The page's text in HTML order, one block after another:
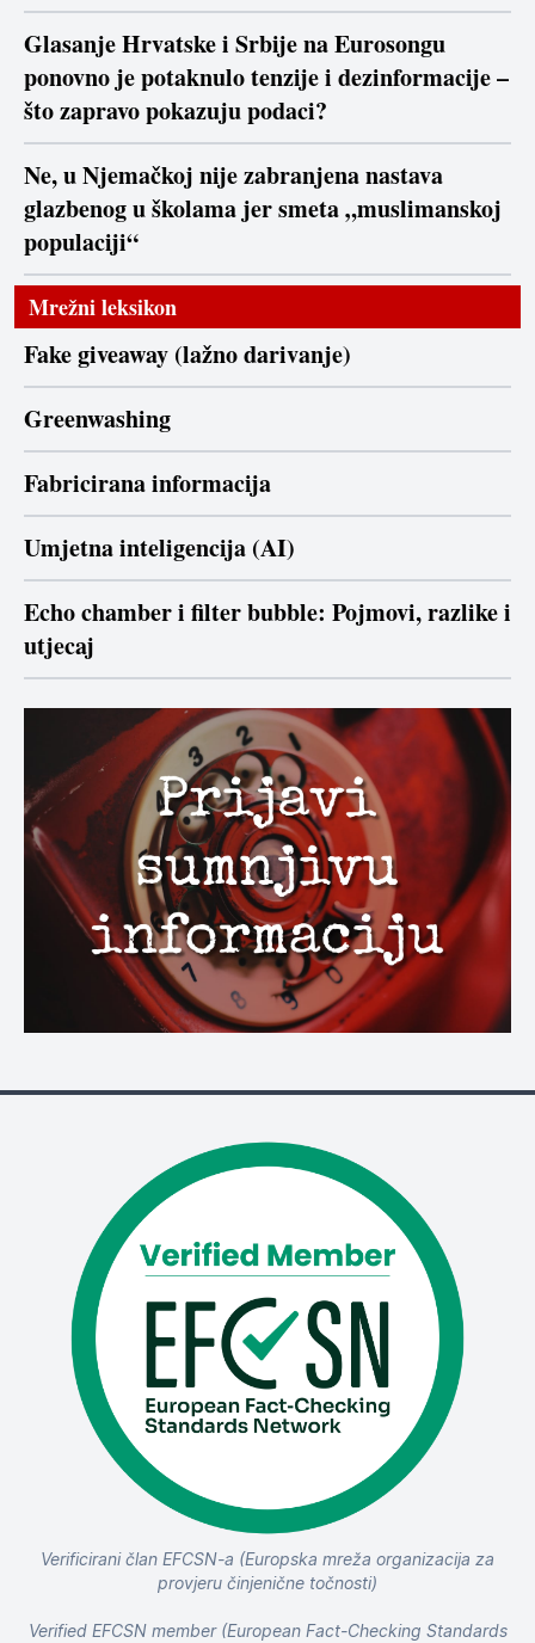
Glasanje Hrvatske i Srbije na Eurosongu
ponovno je potaknulo tenzije i dezinformacije –
što zapravo pokazuju podaci?
Ne, u Njemačkoj nije zabranjena nastava
glazbenog u školama jer smeta „muslimanskoj
populaciji“
Mrežni leksikon
Fake giveaway (lažno darivanje)
Greenwashing
Fabricirana informacija
Umjetna inteligencija (AI)
Echo chamber i filter bubble: Pojmovi, razlike i
utjecaj
Verificirani član EFCSN-a (Europska mreža organizacija za
provjeru činjenične točnosti)
Verified EFCSN member (European Fact-Checking Standards